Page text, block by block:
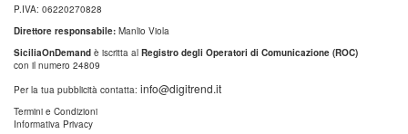
P.IVA: 06220270828
Direttore responsabile: Manlio Viola
SiciliaOnDemand è iscritta al Registro degli Operatori di Comunicazione (ROC)
con il numero 24809
Per la tua pubblicità contatta: info@digitrend.it
Termini e Condizioni
Informativa Privacy